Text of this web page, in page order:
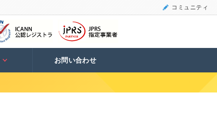
コミュニティ
お問い合わせ